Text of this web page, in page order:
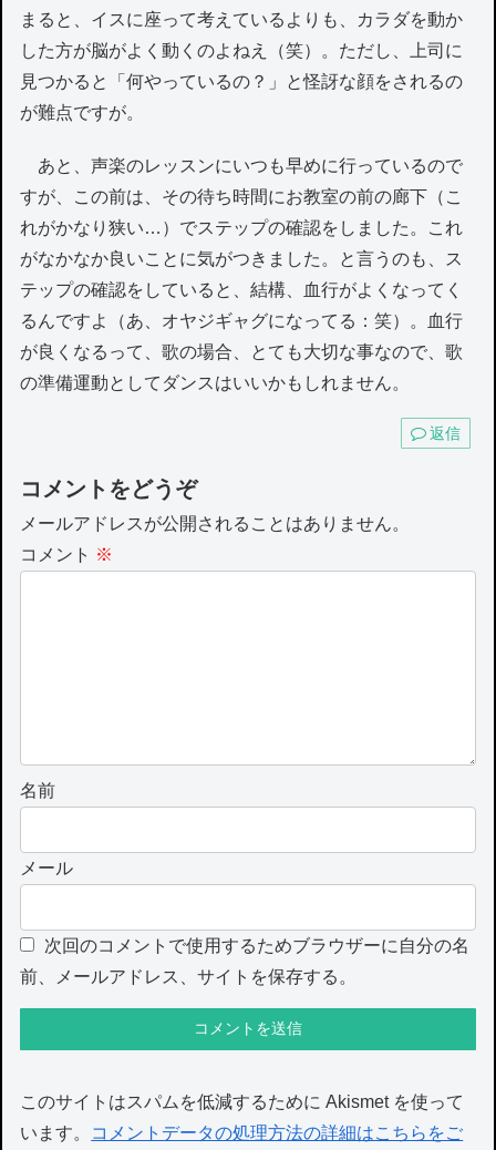
まると、イスに座って考えているよりも、カラダを動か
した方が脳がよく動くのよねえ（笑）。ただし、上司に
見つかると「何やっているの？」と怪訝な顔をされるの
が難点ですが。
あと、声楽のレッスンにいつも早めに行っているので
すが、この前は、その待ち時間にお教室の前の廊下（こ
れがかなり狭い…）でステップの確認をしました。これ
がなかなか良いことに気がつきました。と言うのも、ス
テップの確認をしていると、結構、血行がよくなってく
るんですよ（あ、オヤジギャグになってる：笑）。血行
が良くなるって、歌の場合、とても大切な事なので、歌
の準備運動としてダンスはいいかもしれません。
返信
コメントをどうぞ
メールアドレスが公開されることはありません。
コメント ※
名前
メール
次回のコメントで使用するためブラウザーに自分の名
前、メールアドレス、サイトを保存する。
このサイトはスパムを低減するために Akismet を使って
います。
コメントデータの処理方法の詳細はこちらをご